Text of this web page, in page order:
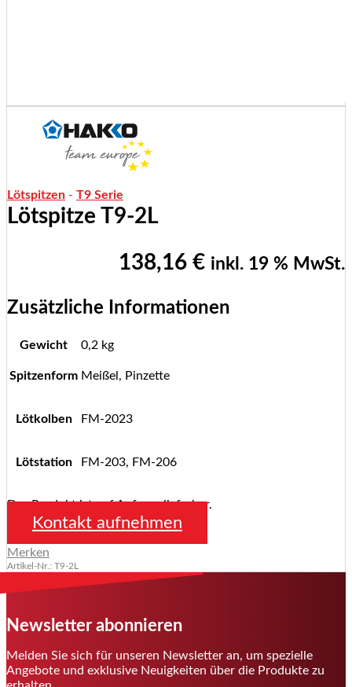
Lötspitzen - T9 Serie
Lötspitze T9-2L
138,16 € inkl. 19 % MwSt.
Zusätzliche Informationen
Gewicht 0,2 kg
Spitzenform Meißel, Pinzette
Lötkolben FM-2023
Lötstation FM-203, FM-206
Das Produkt ist auf Anfrage lieferbar.
Kontakt aufnehmen
Merken
Artikel-Nr.: T9-2L
Newsletter abonnieren
Melden Sie sich für unseren Newsletter an, um spezielle
Angebote und exklusive Neuigkeiten über die Produkte zu